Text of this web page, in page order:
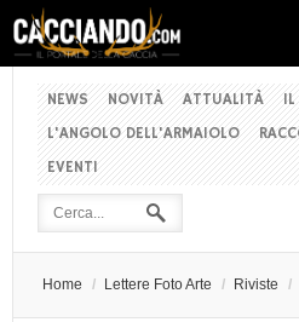
NEWS NOVITÀ ATTUALITÀ
IL
L'ANGOLO DELL'ARMAIOLO
EVENTI
Home / Lettere Foto Arte / Riviste /